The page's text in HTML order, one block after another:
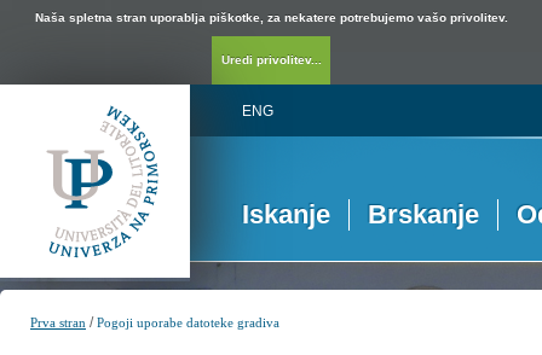
Naša spletna stran uporablja piškotke, za nekatere potrebujemo vašo privolitev.
Uredi privolitev...
ENG
Iskanje Brskanje
Prva stran /Pogoji uporabe datoteke gradiva